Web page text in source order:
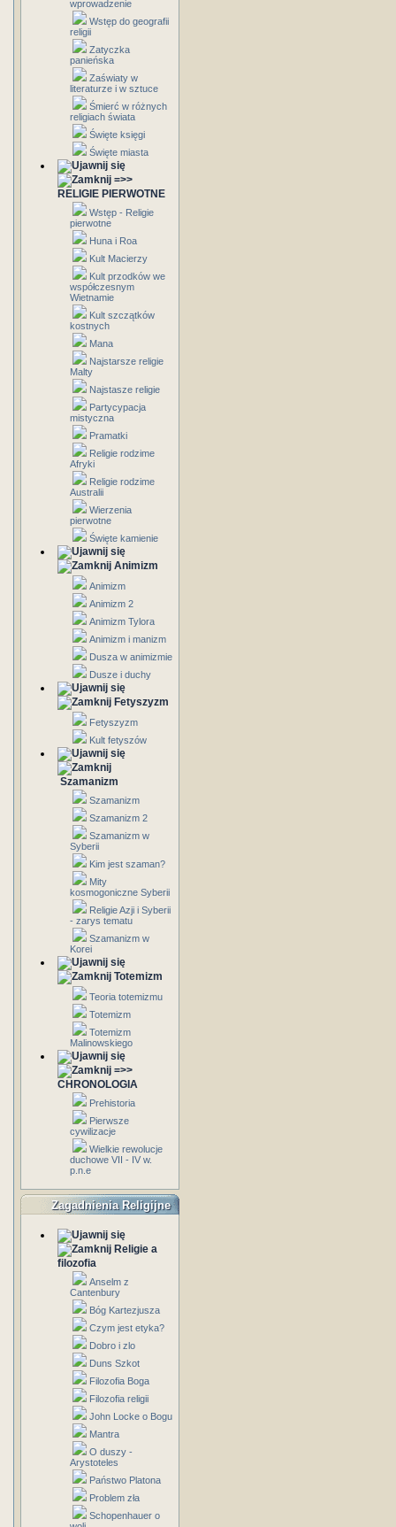
wprowadzenie
Wstęp do geografii
religii
Zatyczka
panieńska
Zaświaty w
literaturze i w sztuce
Śmierć w różnych
religiach świata
Święte księgi
Święte miasta
=>>
RELIGIE PIERWOTNE
Wstęp - Religie
pierwotne
Huna i Roa
Kult Macierzy
Kult przodków we
współczesnym
Wietnamie
Kult szczątków
kostnych
Mana
Najstarsze religie
Malty
Najstasze religie
Partycypacja
mistyczna
Pramatki
Religie rodzime
Afryki
Religie rodzime
Australii
Wierzenia
pierwotne
Święte kamienie
Animizm
Animizm
Animizm 2
Animizm Tylora
Animizm i manizm
Dusza w animizmie
Dusze i duchy
Fetyszyzm
Fetyszyzm
Kult fetyszów
Szamanizm
Szamanizm
Szamanizm 2
Szamanizm w
Syberii
Kim jest szaman?
Mity
kosmogoniczne Syberii
Religie Azji i Syberii
- zarys tematu
Szamanizm w
Korei
Totemizm
Teoria totemizmu
Totemizm
Totemizm
Malinowskiego
=>>
CHRONOLOGIA
Prehistoria
Pierwsze
cywilizacje
Wielkie rewolucje
duchowe VII - IV w.
p.n.e
Zagadnienia Religijne
Religie a
filozofia
Anselm z
Cantenbury
Bóg Kartezjusza
Czym jest etyka?
Dobro i zlo
Duns Szkot
Filozofia Boga
Filozofia religii
John Locke o Bogu
Mantra
O duszy -
Arystoteles
Państwo Platona
Problem zła
Schopenhauer o